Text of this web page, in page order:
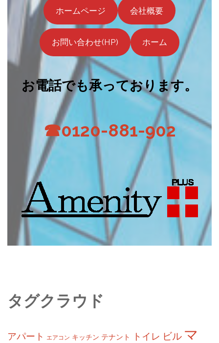
ホームページ 会社概要
お問い合わせ(HP) ホーム
お電話でも承っております。
☎0120-881-902
タグクラウド
アパート エアコン キッチン テナント トイレ ビル マ